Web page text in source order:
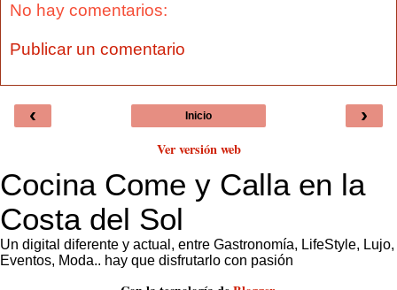
No hay comentarios:
Publicar un comentario
‹ ›
Inicio
Ver versión web
Cocina Come y Calla en la
Costa del Sol
Un digital diferente y actual, entre Gastronomía, LifeStyle, Lujo,
Eventos, Moda.. hay que disfrutarlo con pasión